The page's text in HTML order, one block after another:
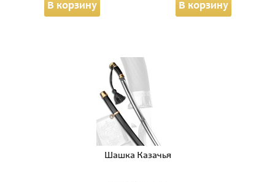
В корзину В корзину
Шашка Казачья